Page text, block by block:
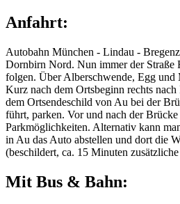
Anfahrt:
Autobahn München - Lindau -
Dornbirn Nord. Nun immer der Straße
folgen. Über Alberschwende, Egg und
Kurz nach dem Ortsbeginn rechts
dem Ortsendeschild von Au bei der
führt, parken. Vor und nach der Brücke
Parkmöglichkeiten. Alternativ kann
in Au das Auto abstellen und dort die
(beschildert, ca. 15 Minuten
Mit Bus & Bahn: